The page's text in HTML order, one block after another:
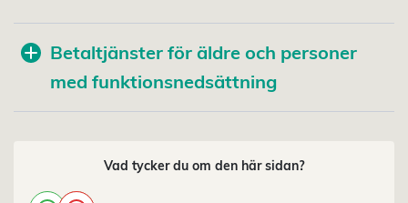
Betaltjänster för äldre och personer
med funktionsnedsättning
Vad tycker du om den här sidan?